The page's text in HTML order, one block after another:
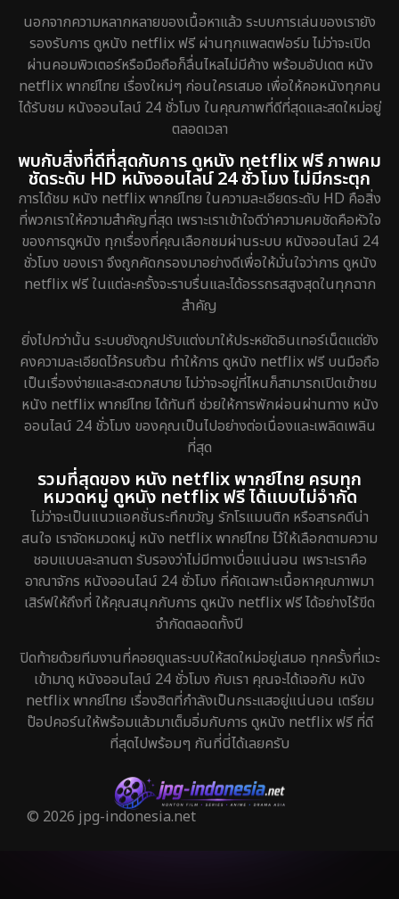
นอกจากความหลากหลายของเนื้อหาแล้ว ระบบการเล่นของเรายัง
รองรับการ ดูหนัง netflix ฟรี ผ่านทุกแพลตฟอร์ม ไม่ว่าจะเปิด
ผ่านคอมพิวเตอร์หรือมือถือก็ลื่นไหลไม่มีค้าง พร้อมอัปเดต หนัง
netflix พากย์ไทย เรื่องใหม่ๆ ก่อนใครเสมอ เพื่อให้คอหนังทุกคน
ได้รับชม หนังออนไลน์ 24 ชั่วโมง ในคุณภาพที่ดีที่สุดและสดใหม่อยู่
ตลอดเวลา
พบกับสิ่งที่ดีที่สุดกับการ ดูหนัง netflix ฟรี ภาพคม
ชัดระดับ HD หนังออนไลน์ 24 ชั่วโมง ไม่มีกระตุก
การได้ชม หนัง netflix พากย์ไทย ในความละเอียดระดับ HD คือสิ่ง
ที่พวกเราให้ความสำคัญที่สุด เพราะเราเข้าใจดีว่าความคมชัดคือหัวใจ
ของการดูหนัง ทุกเรื่องที่คุณเลือกชมผ่านระบบ หนังออนไลน์ 24
ชั่วโมง ของเรา จึงถูกคัดกรองมาอย่างดีเพื่อให้มั่นใจว่าการ ดูหนัง
netflix ฟรี ในแต่ละครั้งจะราบรื่นและได้อรรถรสสูงสุดในทุกฉาก
สำคัญ
ยิ่งไปกว่านั้น ระบบยังถูกปรับแต่งมาให้ประหยัดอินเทอร์เน็ตแต่ยัง
คงความละเอียดไว้ครบถ้วน ทำให้การ ดูหนัง netflix ฟรี บนมือถือ
เป็นเรื่องง่ายและสะดวกสบาย ไม่ว่าจะอยู่ที่ไหนก็สามารถเปิดเข้าชม
หนัง netflix พากย์ไทย ได้ทันที ช่วยให้การพักผ่อนผ่านทาง หนัง
ออนไลน์ 24 ชั่วโมง ของคุณเป็นไปอย่างต่อเนื่องและเพลิดเพลิน
ที่สุด
รวมที่สุดของ หนัง netflix พากย์ไทย ครบทุก
หมวดหมู่ ดูหนัง netflix ฟรี ได้แบบไม่จำกัด
ไม่ว่าจะเป็นแนวแอคชั่นระทึกขวัญ รักโรแมนติก หรือสารคดีน่า
สนใจ เราจัดหมวดหมู่ หนัง netflix พากย์ไทย ไว้ให้เลือกตามความ
ชอบแบบละลานตา รับรองว่าไม่มีทางเบื่อแน่นอน เพราะเราคือ
อาณาจักร หนังออนไลน์ 24 ชั่วโมง ที่คัดเฉพาะเนื้อหาคุณภาพมา
เสิร์ฟให้ถึงที่ ให้คุณสนุกกับการ ดูหนัง netflix ฟรี ได้อย่างไร้ขีด
จำกัดตลอดทั้งปี
ปิดท้ายด้วยทีมงานที่คอยดูแลระบบให้สดใหม่อยู่เสมอ ทุกครั้งที่แวะ
เข้ามาดู หนังออนไลน์ 24 ชั่วโมง กับเรา คุณจะได้เจอกับ หนัง
netflix พากย์ไทย เรื่องฮิตที่กำลังเป็นกระแสอยู่แน่นอน เตรียม
ป๊อปคอร์นให้พร้อมแล้วมาเต็มอิ่มกับการ ดูหนัง netflix ฟรี ที่ดี
ที่สุดไปพร้อมๆ กันที่นี่ได้เลยครับ
© 2026 jpg-indonesia.net